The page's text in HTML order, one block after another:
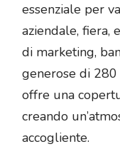
essenziale per
aziendale, fiera,
di marketing,
generose di
offre una
creando
accogliente.